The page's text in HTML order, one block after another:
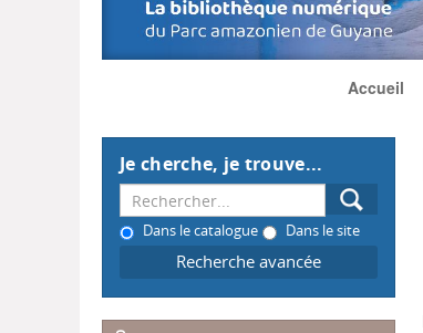
Accueil
Je cherche, je trouve...
Dans le catalogue Dans le site
Recherche avancée